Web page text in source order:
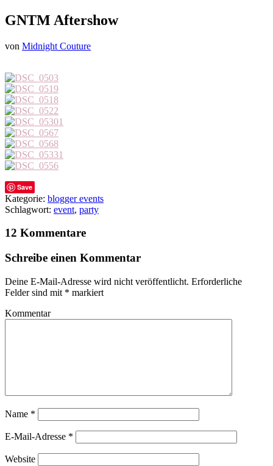
GNTM Aftershow
von Midnight Couture
Save
Kategorie: blogger events
Schlagwort: event, party
12 Kommentare
Schreibe einen Kommentar
Deine E-Mail-Adresse wird nicht veröffentlicht. Erforderliche
Felder sind mit * markiert
Kommentar
Name *
E-Mail-Adresse *
Website